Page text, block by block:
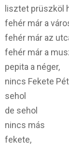
lisztet prüszköl
fehér már a
fehér már az
fehér már a
pepita a néger,
nincs Fekete
sehol
de sehol
nincs más
fekete,